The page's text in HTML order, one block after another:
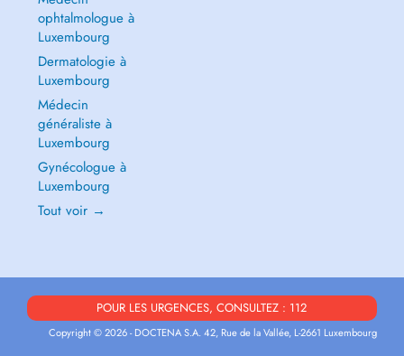
ophtalmologue à
Luxembourg
Dermatologie à
Luxembourg
Médecin
généraliste à
Luxembourg
Gynécologue à
Luxembourg
Tout voir →
POUR LES URGENCES, CONSULTEZ : 112
Copyright © 2026 - DOCTENA S.A. 42, Rue de la Vallée, L-2661 Luxembourg